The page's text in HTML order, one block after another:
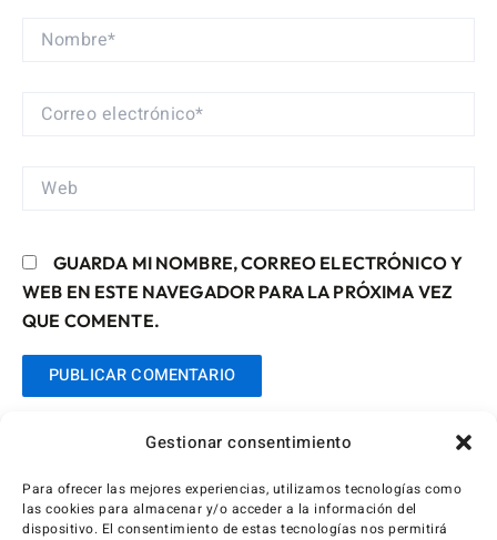
Gestionar consentimiento
Para ofrecer las mejores experiencias, utilizamos tecnologías como
las cookies para almacenar y/o acceder a la información del
dispositivo. El consentimiento de estas tecnologías nos permitirá
NOMBRE*
CORREO
WEB
GUARDA MI NOMBRE, CORREO ELECTRÓNICO Y
WEB EN ESTE NAVEGADOR PARA LA PRÓXIMA VEZ
QUE COMENTE.